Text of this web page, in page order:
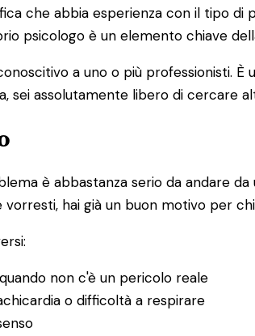
che abbia esperienza con il tipo
psicologo è un elemento chiave
a uno o più professionisti.
sei assolutamente libero di cercare
è abbastanza serio da andare
hai già un buon motivo per
non c'è un pericolo reale
o difficoltà a respirare